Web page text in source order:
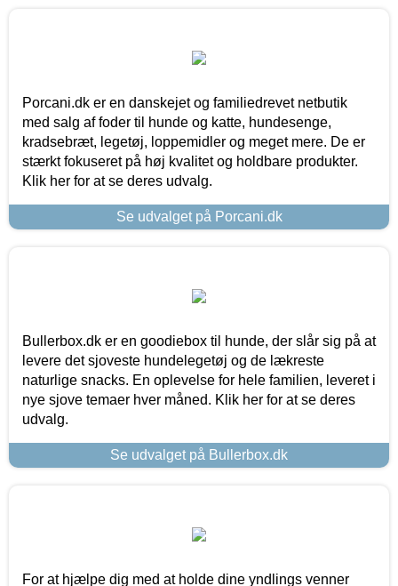
Porcani.dk er en danskejet og familiedrevet netbutik
med salg af foder til hunde og katte, hundesenge,
kradsebræt, legetøj, loppemidler og meget mere. De er
stærkt fokuseret på høj kvalitet og holdbare produkter.
Klik her for at se deres udvalg.
Se udvalget på Porcani.dk
Bullerbox.dk er en goodiebox til hunde, der slår sig på at
levere det sjoveste hundelegetøj og de lækreste
naturlige snacks. En oplevelse for hele familien, leveret i
nye sjove temaer hver måned. Klik her for at se deres
udvalg.
Se udvalget på Bullerbox.dk
For at hjælpe dig med at holde dine yndlings venner